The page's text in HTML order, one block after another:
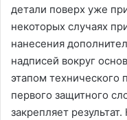
детали поверх уже
некоторых случаях
нанесения
надписей вокруг
этапом технического
первого защитного
закрепляет